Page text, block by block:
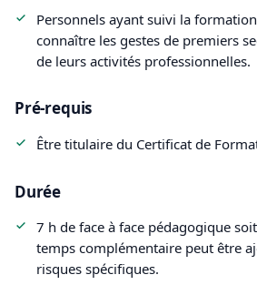
Personnels ayant suivi la
connaître les gestes de premiers
de leurs activités professionnelles.
Pré-requis
Être titulaire du Certificat de
Durée
7 h de face à face pédagogique
temps complémentaire peut être
risques spécifiques.